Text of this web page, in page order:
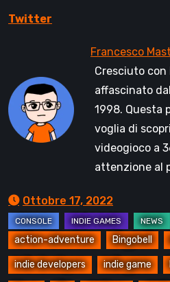
Twitter
Cresciuto con
affascinato
1998. Questa
voglia di
videogioco a
attenzione al
Ottobre 17, 2022
action-adventure Bingobell
indie developers indie game